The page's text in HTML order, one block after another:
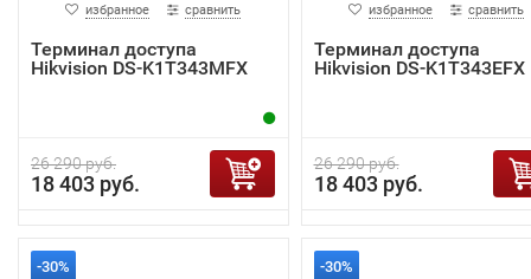
избранное сравнить
Терминал доступа
Hikvision DS-K1T343MFX
26 290 руб.
18 403 руб.
избранное сравнить
Терминал доступа
Hikvision DS-K1T343EFX
26 290 руб.
18 403 руб.
-30% -30%